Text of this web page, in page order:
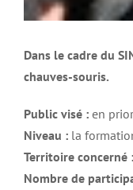
Dans le cadre du
chauves-souris.
Public visé : en
Niveau : la
Territoire concerné :
Nombre de